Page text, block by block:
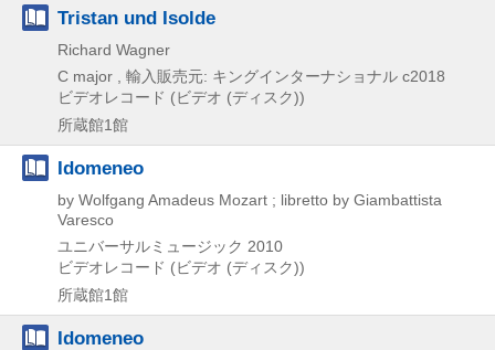
Tristan und Isolde
Richard Wagner
C major , 輸入販売元: キングインターナショナル c2018
ビデオレコード (ビデオ (ディスク))
所蔵館1館
Idomeneo
by Wolfgang Amadeus Mozart ; libretto by Giambattista
Varesco
ユニバーサルミュージック 2010
ビデオレコード (ビデオ (ディスク))
所蔵館1館
Idomeneo